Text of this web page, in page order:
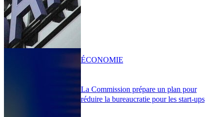
La Commission prépare un plan pour
réduire la bureaucratie pour les start-ups
ÉCONOMIE